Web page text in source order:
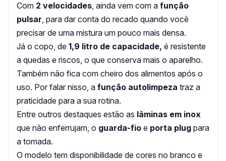
Com 2 velocidades, ainda vem com a função
pulsar, para dar conta do recado quando você
precisar de uma mistura um pouco mais densa.
Já o copo, de 1,9 litro de capacidade, é resistente
a quedas e riscos, o que conserva mais o aparelho.
Também não fica com cheiro dos alimentos após o
uso. Por falar nisso, a função autolimpeza traz a
praticidade para a sua rotina.
Entre outros destaques estão as lâminas em inox
que não enferrujam, o guarda-fio e porta plug para
a tomada.
O modelo tem disponibilidade de cores no branco e